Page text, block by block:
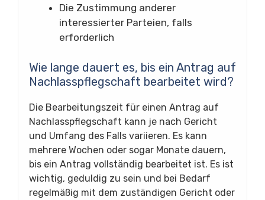
Die Zustimmung anderer
interessierter Parteien, falls
erforderlich
Wie lange dauert es, bis ein Antrag auf
Nachlasspflegschaft bearbeitet wird?
Die Bearbeitungszeit für einen Antrag auf
Nachlasspflegschaft kann je nach Gericht
und Umfang des Falls variieren. Es kann
mehrere Wochen oder sogar Monate dauern,
bis ein Antrag vollständig bearbeitet ist. Es ist
wichtig, geduldig zu sein und bei Bedarf
regelmäßig mit dem zuständigen Gericht oder